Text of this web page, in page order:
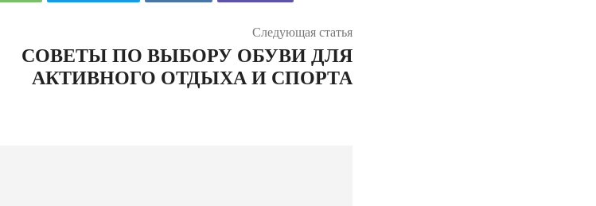
Следующая статья
СОВЕТЫ ПО ВЫБОРУ ОБУВИ ДЛЯ
АКТИВНОГО ОТДЫХА И СПОРТА